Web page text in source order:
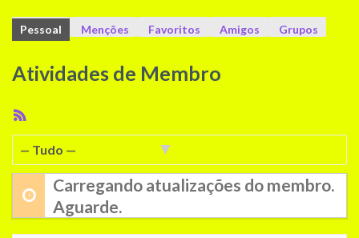
Pessoal Menções Favoritos Amigos Grupos
Atividades de Membro
Feed
RSS
Mostrar:
Carregando atualizações do membro.
Aguarde.